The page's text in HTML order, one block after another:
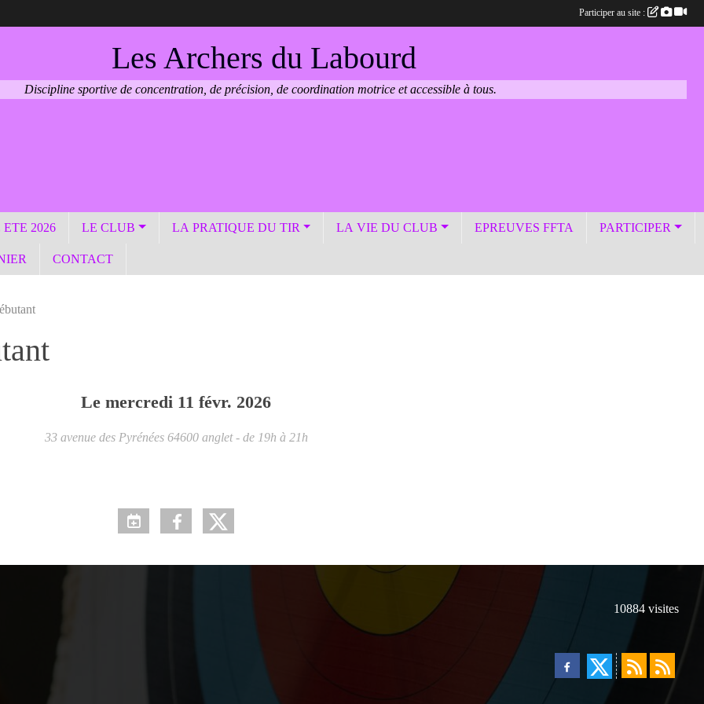
Les Archers du Labourd
Discipline sportive de concentration, de précision, de coordination motrice et accessible à tous.
2026 LE CLUB LA PRATIQUE DU TIR LA VIE DU CLUB EPREUVES FFTA PARTICIPER
CONTACT
Le mercredi 11 févr. 2026
33 avenue des Pyrénées 64600 anglet - de 19h à 21h
10884 visites
Participer au site :